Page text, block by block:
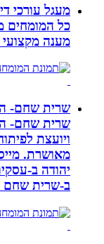
מעגל עורכי דין
כל המומחים
מענה מקצועי
שרית שחם-
שרית שחם-
ויועצת לפיתוח
מאושרת. ‏מייסדת
יהודה‏ ב-‏עסקים
ב-‏שרית שחם